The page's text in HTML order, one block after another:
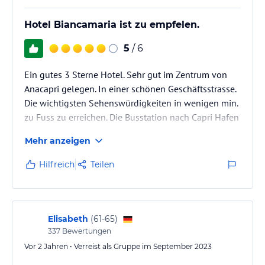
Hinweis: Verfasst von HolidayCheck mit Hilfe von KI. Alle
Angaben ohne Gewähr. Bitte lies vor der Buchung die
verbindlichen Angebotsdetails des jeweiligen Veranstalters.
Hotel Biancamaria ist zu empfelen.
5 / 6
Ein gutes 3 Sterne Hotel. Sehr gut im Zentrum von
Anacapri gelegen. In einer schönen Geschäftsstrasse.
Die wichtigsten Sehenswürdigkeiten in wenigen min.
zu Fuss zu erreichen. Die Busstation nach Capri Hafen
Solaro Chair Lifts, zum höchsten Gipfel mit
grandioser Aussicht. Das Hotel Biancamaria ist nicht
das modernste, aber doch sehr schön. Großes Zimmer
und große Terasse, mit Blick auf die Bummelmeile.
Alles sauber und ordentlich. Frühstück, na ja!? Wir
dachten erst,…
Mehr anzeigen
Hilfreich Teilen
Elisabeth (61-65)
337 Bewertungen
Vor 2 Jahren • Verreist als Gruppe im September 2023